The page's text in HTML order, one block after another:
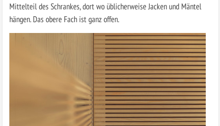
Mittelteil des Schrankes, dort wo üblicherweise Jacken und Mäntel
hängen. Das obere Fach ist ganz offen.